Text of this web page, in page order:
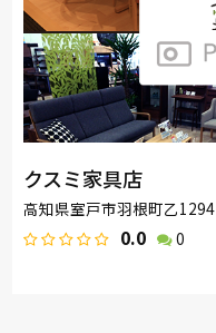
クスミ家具店
高知県室戸市羽根町乙1294
0.0 0